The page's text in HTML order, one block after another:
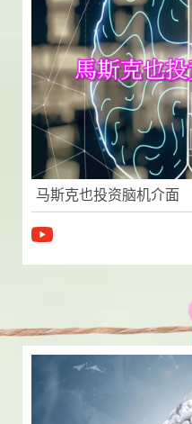
马斯克也投资脑机介面